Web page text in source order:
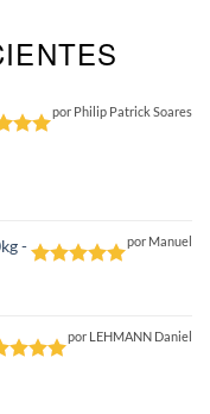
por Philip Patrick Soares
-
por Manuel
por LEHMANN Daniel